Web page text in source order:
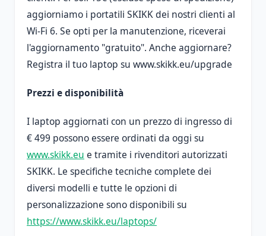
aggiorniamo i portatili SKIKK dei nostri clienti al
Wi-Fi 6. Se opti per la manutenzione, riceverai
l'aggiornamento "gratuito". Anche aggiornare?
Registra il tuo laptop su www.skikk.eu/upgrade
Prezzi e disponibilità
I laptop aggiornati con un prezzo di ingresso di
€ 499 possono essere ordinati da oggi su
www.skikk.eu e tramite i rivenditori autorizzati
SKIKK. Le specifiche tecniche complete dei
diversi modelli e tutte le opzioni di
personalizzazione sono disponibili su
https://www.skikk.eu/laptops/